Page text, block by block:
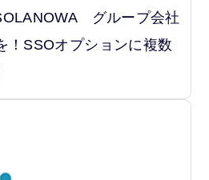
グループ会社
！SSOオプションに複数